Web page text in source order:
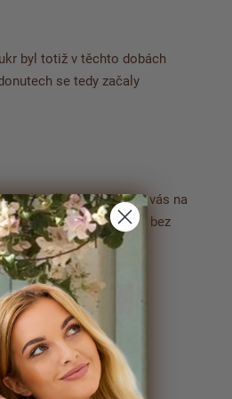
byl totiž v těchto dobách
se tedy začaly
těla bílkoviny a zasytí vás na
snadno, rychle a bez